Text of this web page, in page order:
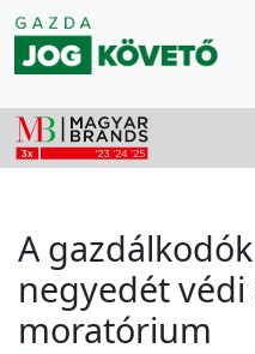
A
negyedét
moratórium